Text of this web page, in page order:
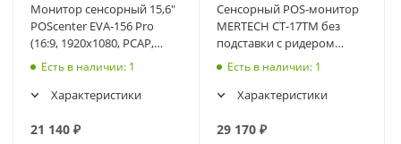
Монитор сенсорный 15,6"
POScenter EVA-156 Pro
(16:9, 1920х1080, PCAP,
VGA, HDMI, без MSR) (3568)
Есть в наличии: 1
Характеристики
21 140 ₽
Сенсорный POS-монитор
MERTECH CT-17TM без
подставки с ридером
магнитных карт
Есть в наличии: 1
Характеристики
29 170₽